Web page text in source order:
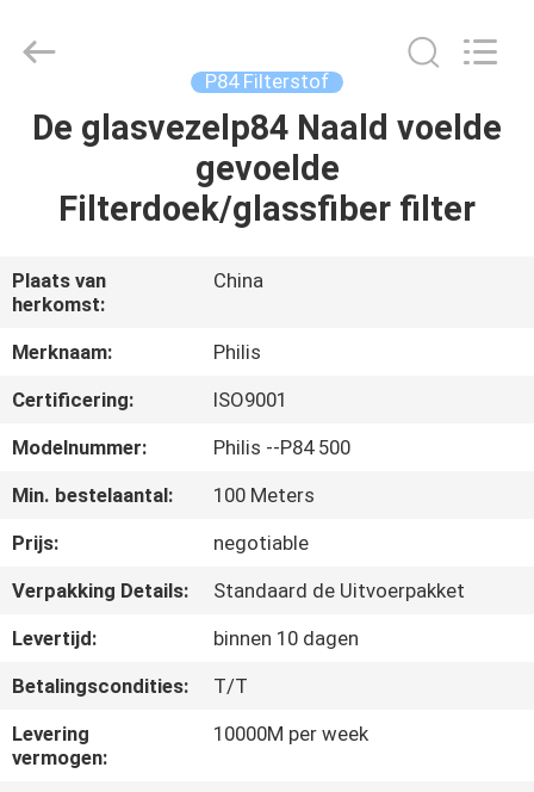
HUIS
PRODUCTEN
ONGEVEER
ONS
FABRIEKSREIS
CONTACTEER
ONS
OM EEN
CITAAT
Technology
Reserved.
P84 Filterstof
De glasvezelp84 Naald voelde
gevoelde
Filterdoek/glassfiber filter
Plaats van
herkomst:
China
Merknaam:
Philis
Certificering:
ISO9001
Modelnummer:
Philis --P84 500
Min. bestelaantal:
100 Meters
Prijs:
negotiable
Verpakking Details:
Standaard de Uitvoerpakket
Levertijd:
binnen 10 dagen
Betalingscondities:
T/T
Levering
vermogen:
10000M per week